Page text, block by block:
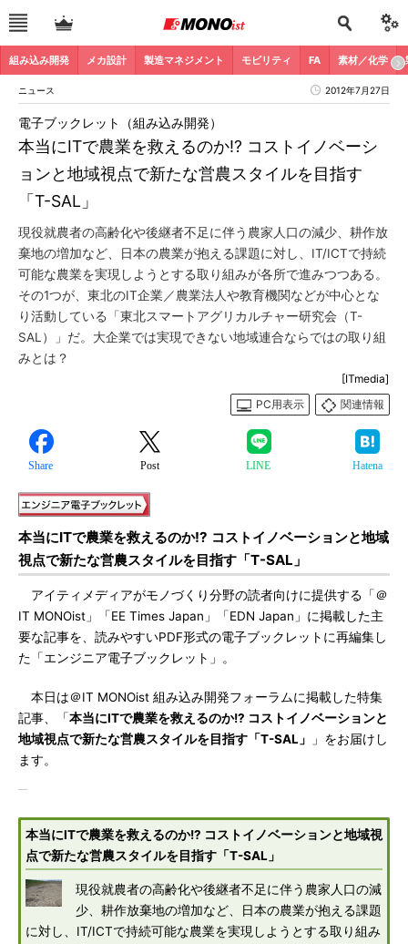
組み込み開発 メカ設計 製造マネジメント モビリティ FA 素材／化学
ニュース 2012年7月27日
本当にITで農業を救えるのか!? コストイノベーシ
ョンと地域視点で新たな営農スタイルを目指す
「T-SAL」
電子ブックレット（組み込み開発）
現役就農者の高齢化や後継者不足に伴う農家人口の減少、耕作放
棄地の増加など、日本の農業が抱える課題に対し、IT/ICTで持続
可能な農業を実現しようとする取り組みが各所で進みつつある。
その1つが、東北のIT企業／農業法人や教育機関などが中心とな
り活動している「東北スマートアグリカルチャー研究会（T-
SAL）」だ。大企業では実現できない地域連合ならではの取り組
みとは？
[ITmedia]
PC用表示
関連情報
Share Post LINE Hatena
本当にITで農業を救えるのか!? コストイノベーションと地域
視点で新たな営農スタイルを目指す「T-SAL」
アイティメディアがモノづくり分野の読者向けに提供する「＠
IT MONOist」「EE Times Japan」「EDN Japan」に掲載した主
要な記事を、読みやすいPDF形式の電子ブックレットに再編集し
た「エンジニア電子ブックレット」。
本日は＠IT MONOist 組み込み開発フォーラムに掲載した特集
記事、「本当にITで農業を救えるのか!? コストイノベーションと
地域視点で新たな営農スタイルを目指す「T-SAL」
」をお届けし
ます。
本当にITで農業を救えるのか!? コストイノベーションと地域視
点で新たな営農スタイルを目指す「T-SAL」
現役就農者の高齢化や後継者不足に伴う農家人口の減
少、耕作放棄地の増加など、日本の農業が抱える課題
に対し、IT/ICTで持続可能な農業を実現しようとする取り組み